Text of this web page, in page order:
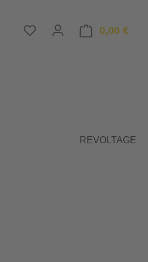
Du hast 0 Produkte auf
0,00 €
REVOLTAGE